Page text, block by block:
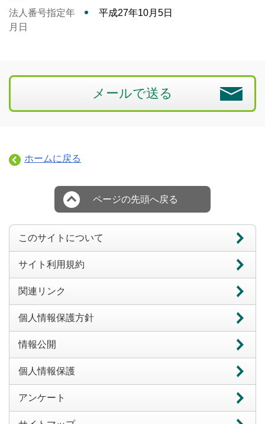
法人番号指定年
月日
平成27年10月5日
メールで送る
ホームに戻る
ページの先頭へ戻る
このサイトについて
サイト利用規約
関連リンク
個人情報保護方針
情報公開
個人情報保護
アンケート